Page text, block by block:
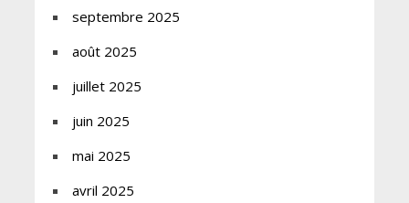
septembre 2025
août 2025
juillet 2025
juin 2025
mai 2025
avril 2025